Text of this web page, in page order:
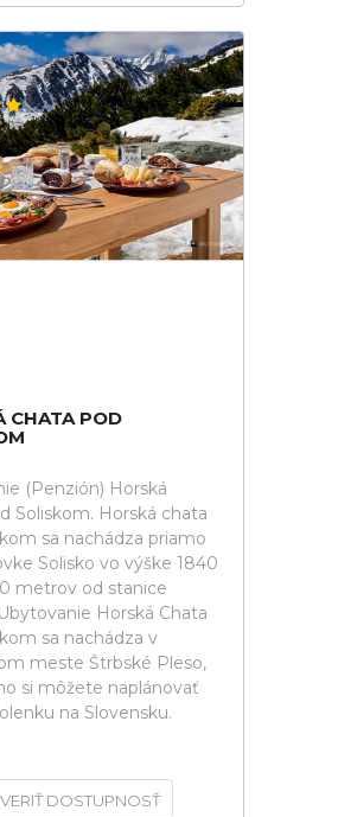
CHATA POD
(Penzión) Horská
Soliskom. Horská chata
sa nachádza priamo
Solisko vo výške 1840
metrov od stanice
Horská Chata
sa nachádza v
meste Štrbské Pleso,
si môžete naplánovať
na Slovensku.
DOSTUPNOSŤ